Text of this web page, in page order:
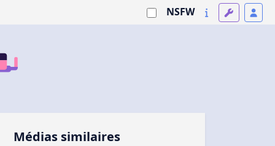
NSFW
Médias similaires